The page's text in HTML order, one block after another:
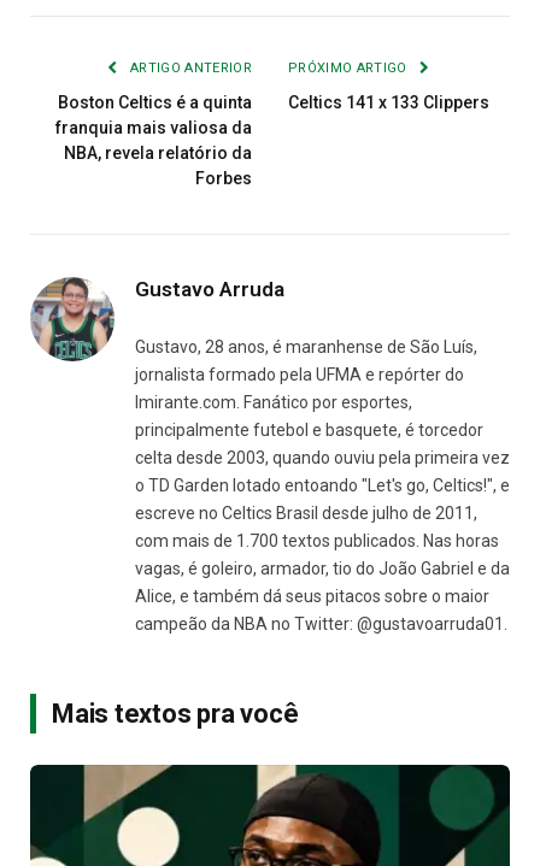
ARTIGO ANTERIOR
Boston Celtics é a quinta
franquia mais valiosa da
NBA, revela relatório da
Forbes
PRÓXIMO ARTIGO
Celtics 141 x 133 Clippers
Gustavo Arruda
Gustavo, 28 anos, é maranhense de São Luís,
jornalista formado pela UFMA e repórter do
Imirante.com. Fanático por esportes,
principalmente futebol e basquete, é torcedor
celta desde 2003, quando ouviu pela primeira vez
o TD Garden lotado entoando "Let's go, Celtics!", e
escreve no Celtics Brasil desde julho de 2011,
com mais de 1.700 textos publicados. Nas horas
vagas, é goleiro, armador, tio do João Gabriel e da
Alice, e também dá seus pitacos sobre o maior
campeão da NBA no Twitter: @gustavoarruda01.
Mais textos pra você